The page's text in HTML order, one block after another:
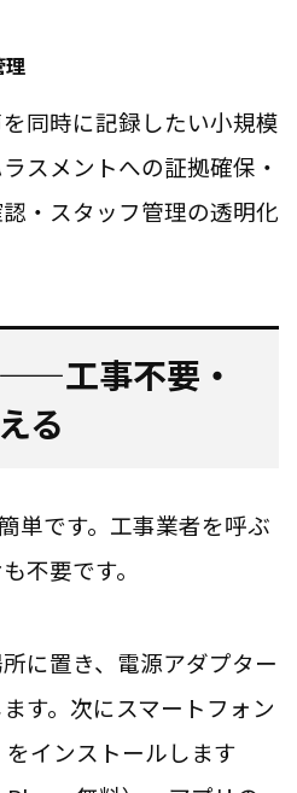
理
同時に記録したい小規模
スメントへの証拠確保・
・スタッフ管理の透明化
工事不要・
る
単です。工事業者を呼ぶ
不要です。
に置き、電源アダプター
す。次にスマートフォン
インストールします